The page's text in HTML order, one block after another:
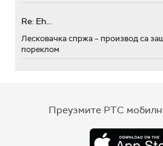
Re: Eh...
Лесковачка спржа – производ са
пореклом
Преузмите РТС